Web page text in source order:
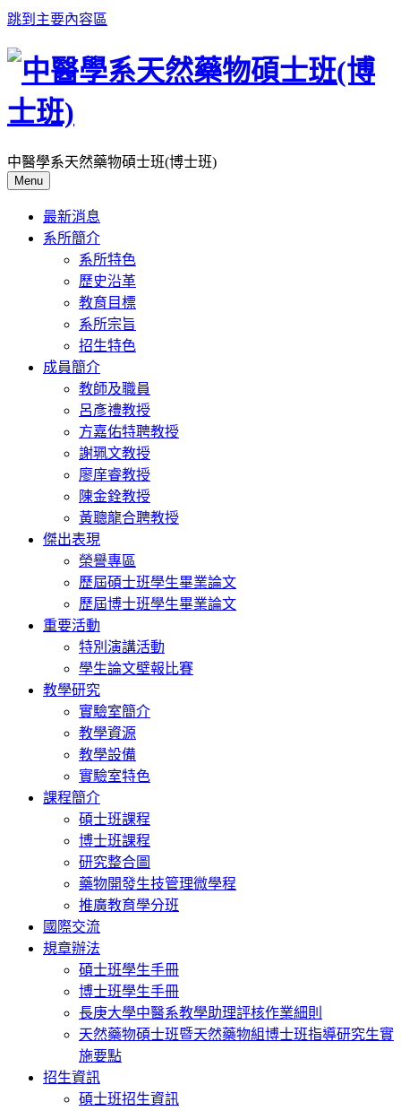
跳到主要內容區
中醫學系天然藥物碩士班(博士班)
Menu
最新消息
系所簡介
系所特色
歷史沿革
教育目標
系所宗旨
招生特色
成員簡介
教師及職員
呂彥禮教授
方嘉佑特聘教授
謝珮文教授
廖庠睿教授
陳金銓教授
黃聰龍合聘教授
傑出表現
榮譽專區
歷屆碩士班學生畢業論文
歷屆博士班學生畢業論文
重要活動
特別演講活動
學生論文壁報比賽
教學研究
實驗室簡介
教學資源
教學設備
實驗室特色
課程簡介
碩士班課程
博士班課程
研究整合圖
藥物開發生技管理微學程
推廣教育學分班
國際交流
規章辦法
碩士班學生手冊
博士班學生手冊
長庚大學中醫系教學助理評核作業細則
天然藥物碩士班暨天然藥物組博士班指導研究生實
施要點
招生資訊
碩士班招生資訊